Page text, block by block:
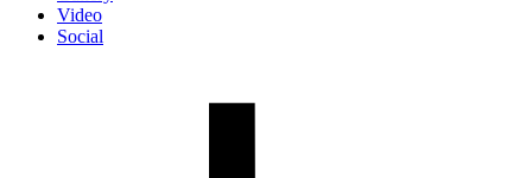
Video
Social